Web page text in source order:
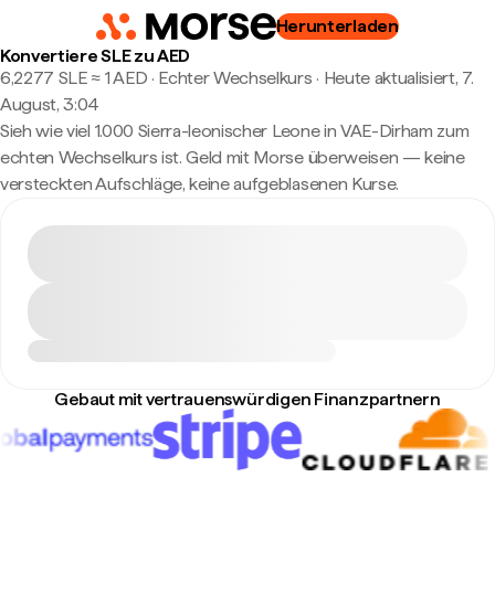
Herunterladen
Konvertiere SLE zu AED
6,2277 SLE ≈ 1 AED · Echter Wechselkurs · Heute aktualisiert, 7.
August, 3:04
Sieh wie viel 1.000 Sierra-leonischer Leone in VAE-Dirham zum
echten Wechselkurs ist. Geld mit Morse überweisen — keine
versteckten Aufschläge, keine aufgeblasenen Kurse.
Gebaut mit vertrauenswürdigen Finanzpartnern